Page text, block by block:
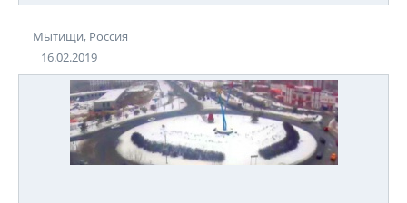
Мытищи, Россия
16.02.2019